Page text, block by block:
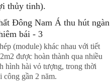
thủy tinh).
(module) khác nhau với tiết
được hoàn thành qua nhiều
hình hài vỏ tượng, trong thời
công gần 2 năm.